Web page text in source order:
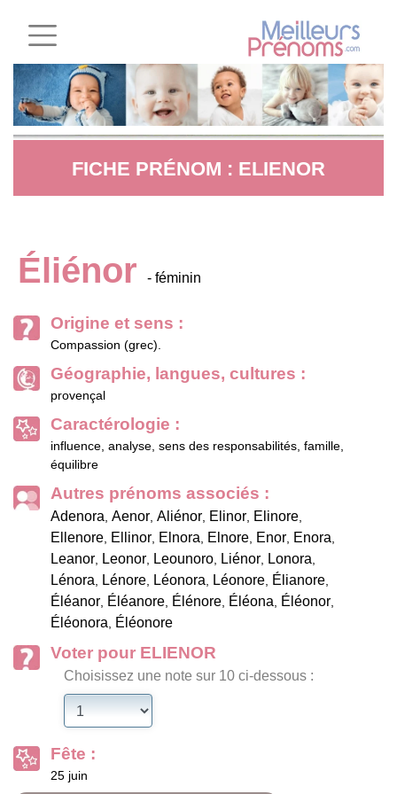
FICHE PRÉNOM : ELIENOR
Éliénor - féminin
Origine et sens :
Compassion (grec).
Géographie, langues, cultures :
provençal
Caractérologie :
influence, analyse, sens des responsabilités, famille,
équilibre
Autres prénoms associés :
Adenora, Aenor, Aliénor, Elinor, Elinore,
Ellenore, Ellinor, Elnora, Elnore, Enor, Enora,
Leanor, Leonor, Leounoro, Liénor, Lonora,
Lénora, Lénore, Léonora, Léonore, Élianore,
Éléanor, Éléanore, Élénore, Éléona, Éléonor,
Éléonora, Éléonore
Voter pour ELIENOR
Choisissez une note sur 10 ci-dessous :
Fête :
25 juin